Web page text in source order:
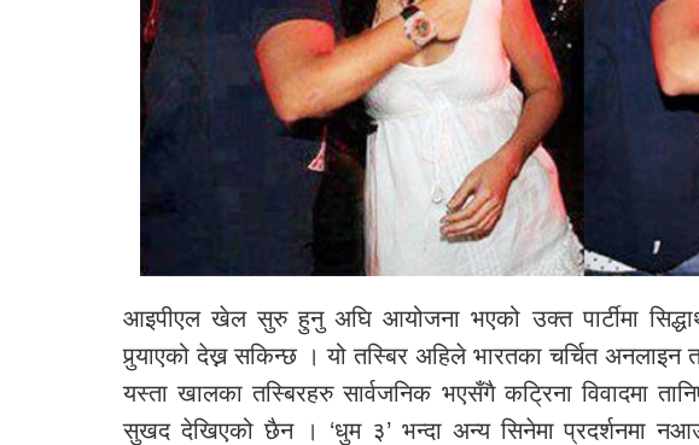
आइपीएल खेल सुरु हुनु अघि आयोजना भएको उक्त पार्टीमा
पुर्‍याएको देख्न सकिन्छ । यो तस्बिर अहिले भारतका चर्चित अनलाइन
यस्ता खालका तस्बिरहरु सार्वजनिक भएसँगै कट्रिना विवादमा
सुखद देखिएको छैन । ‘धुम ३’ भन्दा अन्य सिनेमा प्रदर्शनमा